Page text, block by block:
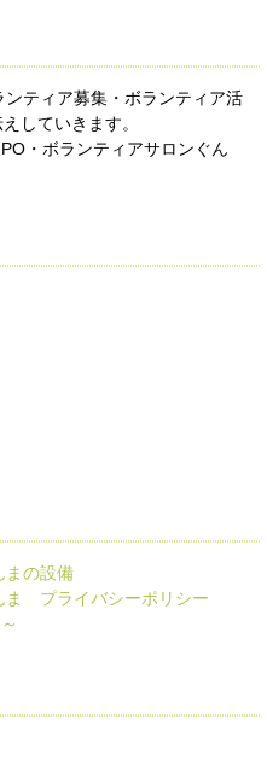
ティア募集・ボランティア活
していきます。
・ボランティアサロンぐん
まの設備
ま プライバシーポリシー